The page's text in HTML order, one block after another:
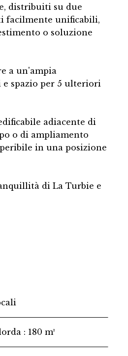
distribuiti su due
facilmente unificabili,
o soluzione
a un'ampia
spazio per 5 ulteriori
adiacente di
o di ampliamento
in una posizione
di La Turbie e
180 m²